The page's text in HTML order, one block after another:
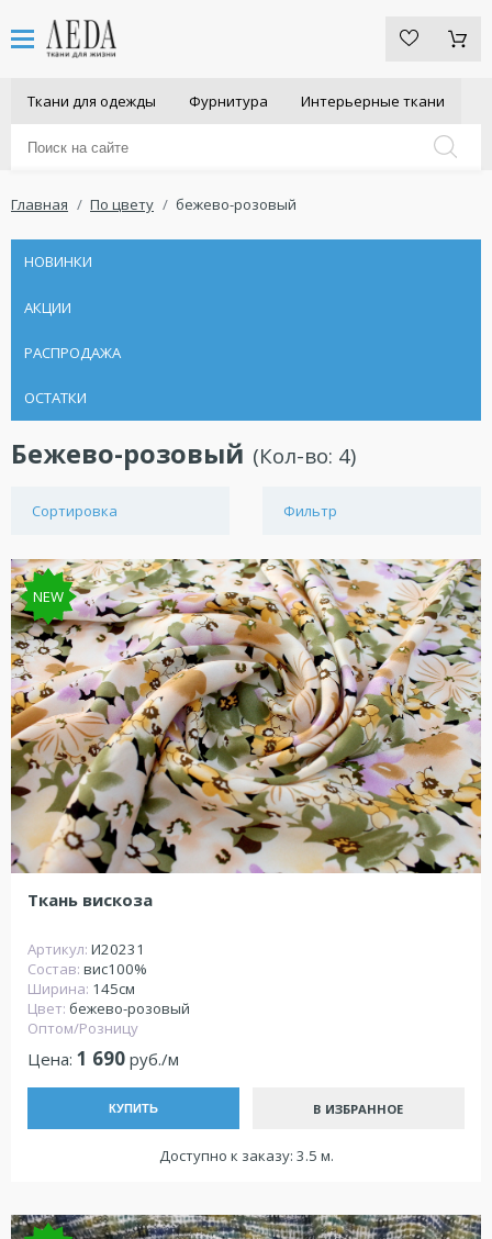
Ткани для одежды Фурнитура Интерьерные ткани
Главная По цвету бежево-розовый
НОВИНКИ
АКЦИИ
РАСПРОДАЖА
ОСТАТКИ
Бежево-розовый (Кол-во: 4)
Сортировка Фильтр
NEW
Ткань вискоза
Артикул: И20231
Состав: вис100%
Ширина: 145см
Цвет: бежево-розовый
Оптом/Розницу
Цена: 1 690 руб./м
КУПИТЬ В ИЗБРАННОЕ
Доступно к заказу: 3.5 м.